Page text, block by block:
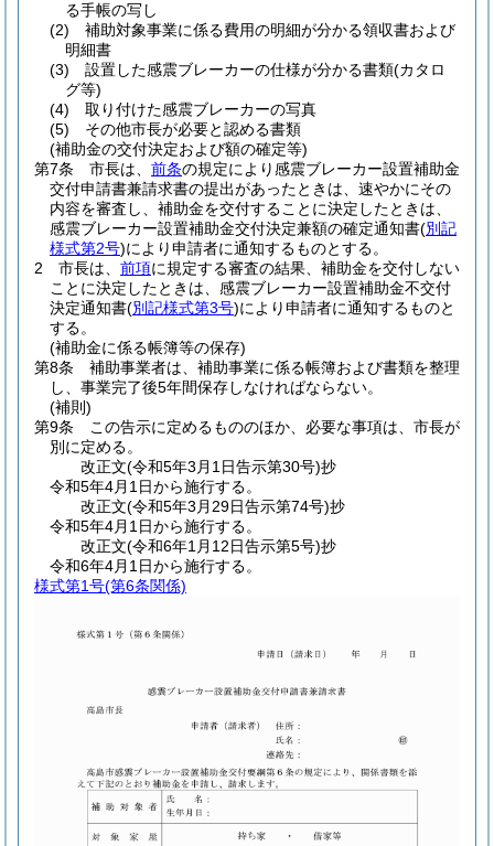
る手帳の写し
(2)
補助対象事業に係る費用の明細が分かる領収書および
明細書
(3)
設置した感震ブレーカーの仕様が分かる書類(カタロ
グ等)
(4)
取り付けた感震ブレーカーの写真
(5)
その他市長が必要と認める書類
(補助金の交付決定および額の確定等)
第7条
市長は、 前条の規定により感震ブレーカー設置補助金
交付申請書兼請求書の提出があったときは、速やかにその
内容を審査し、補助金を交付することに決定したときは、
感震ブレーカー設置補助金交付決定兼額の確定通知書(別記
様式第2号)により申請者に通知するものとする。
2
市長は、 前項に規定する審査の結果、補助金を交付しない
ことに決定したときは、感震ブレーカー設置補助金不交付
決定通知書(別記様式第3号)により申請者に通知するものと
する。
(補助金に係る帳簿等の保存)
第8条
補助事業者は、補助事業に係る帳簿および書類を整理
し、事業完了後5年間保存しなければならない。
(補則)
第9条
この告示に定めるもののほか、必要な事項は、市長が
別に定める。
改正文(令和5年3月1日告示第30号)抄
令和5年4月1日から施行する。
改正文(令和5年3月29日告示第74号)抄
令和5年4月1日から施行する。
改正文(令和6年1月12日告示第5号)抄
令和6年4月1日から施行する。
様式第1号(第6条関係)